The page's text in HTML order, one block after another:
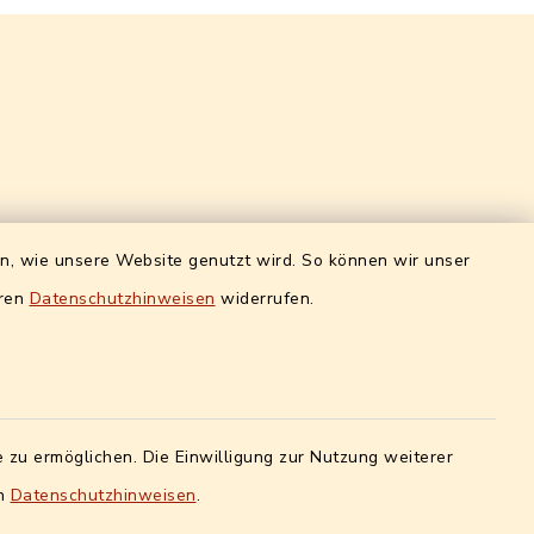
wie unsere Website genutzt wird. So können wir unser
Datenschutzhinweisen widerrufen.
ermöglichen. Die Einwilligung zur Nutzung weiterer
Datenschutzhinweisen.
:
Quicklinks intern
Alle Sachgebiete
Digitales Amtsblatt
Info- und Mitteilungsblatt
Quicklinks extern